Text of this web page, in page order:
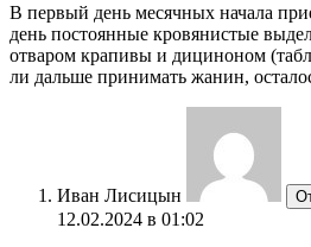
В первый день месячных начала
день постоянные кровянистые
отваром крапивы и дициноном
ли дальше принимать жанин,
Иван Лисицын
12.02.2024 в 01:02